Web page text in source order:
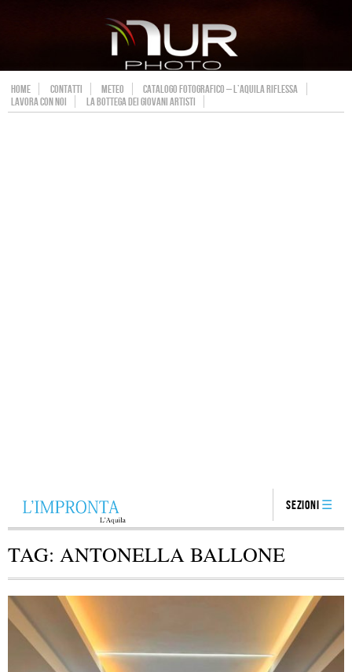
HOME CONTATTI METEO
CATALOGO FOTOGRAFICO – L’AQUILA RIFLESSA
LAVORA CON NOI
LA BOTTEGA DEI GIOVANI ARTISTI
Sezioni
TAG: ANTONELLA BALLONE